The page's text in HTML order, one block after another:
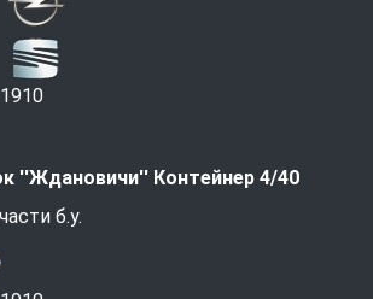
''Ждановичи'' Контейнер 4/40
б.у.